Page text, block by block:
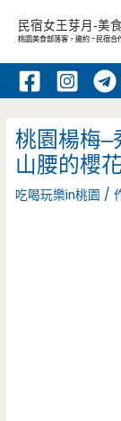
內
民宿女王芽月-美
桃園美食部落客，邀約 -民宿合
桃園楊梅–
山腰的櫻
吃喝玩樂in桃園 /